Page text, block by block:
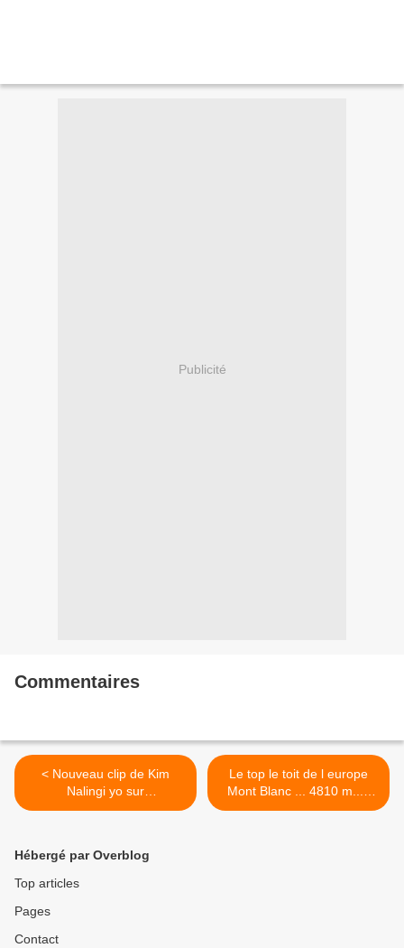
Publicité
Commentaires
< Nouveau clip de Kim
Nalingi yo sur
Leblogduzouk.fr
Le top le toit de l europe
Mont Blanc ... 4810 m... I
like it.... @Mont Blanc >
Hébergé par Overblog
Top articles
Pages
Contact